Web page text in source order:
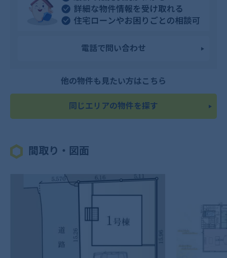
電話で問い合わせ
他の物件も見たい方はこちら
同じエリアの物件を探す
間取り・図面